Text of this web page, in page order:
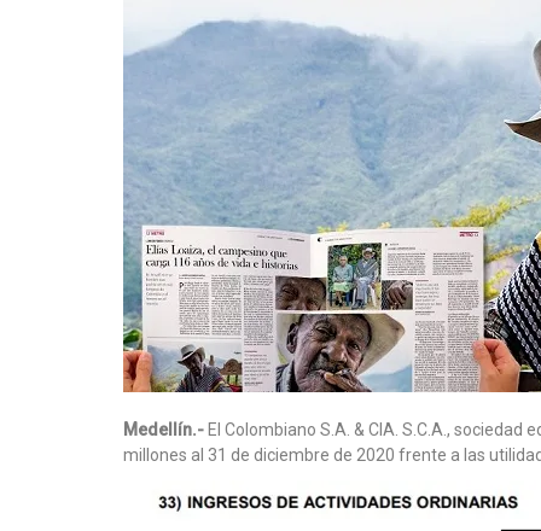
Medellín.- El Colombiano S.A. & CIA. S.C.A.,
millones al 31 de diciembre de 2020 frente a las